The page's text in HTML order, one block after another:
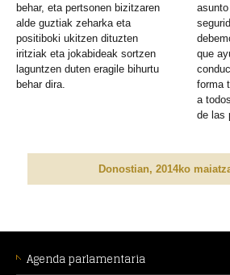
behar, eta pertsonen bizitzaren
alde guztiak zeharka eta
positiboki ukitzen dituzten
iritziak eta jokabideak sortzen
laguntzen duten eragile bihurtu
behar dira.
que
forma
a
de las
Donostian, 2014ko
CONTEXTUAL
Agenda parlamentaria